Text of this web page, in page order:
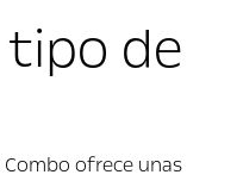
de
ofrece unas